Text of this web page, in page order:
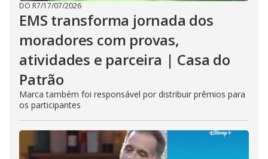
DO R7/17/07/2026
EMS transforma jornada dos
moradores com provas,
atividades e parceira | Casa do
Patrão
Marca também foi responsável por distribuir prêmios para
os participantes